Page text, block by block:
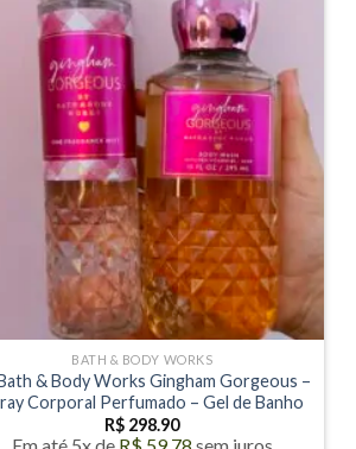
BATH & BODY WORKS
& Body Works Gingham Gorgeous –
Corporal Perfumado – Gel de Banho
R$ 298.90
Em até 5x de R$59.78 sem juros